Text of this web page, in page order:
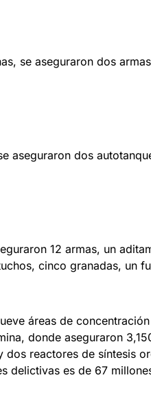
se aseguraron dos
aseguraron dos
12 armas, un
cinco granadas, un
áreas de
donde aseguraron
reactores de síntesis
delictivas es de 67